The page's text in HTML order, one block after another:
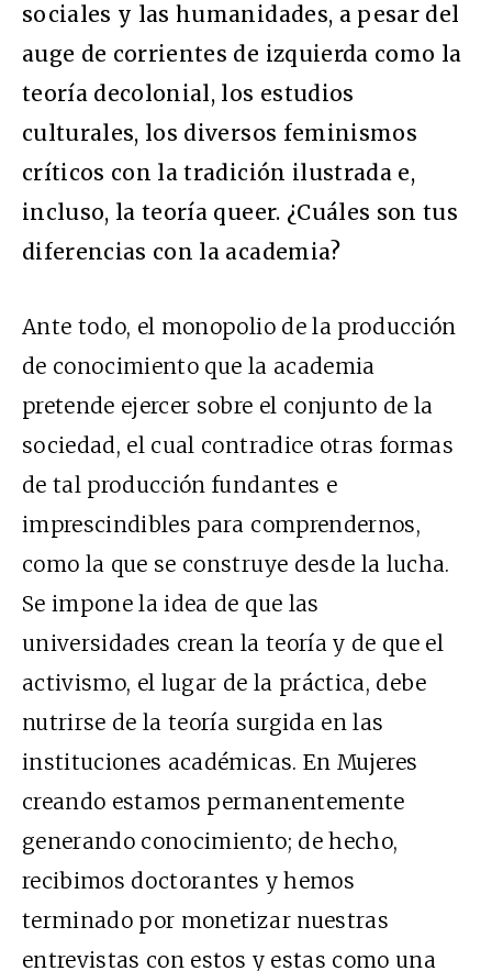
sociales y las humanidades, a pesar del
auge de corrientes de izquierda como la
teoría decolonial, los estudios
culturales, los diversos feminismos
críticos con la tradición ilustrada e,
incluso, la teoría queer. ¿Cuáles son tus
diferencias con la academia?
Ante todo, el monopolio de la producción
de conocimiento que la academia
pretende ejercer sobre el conjunto de la
sociedad, el cual contradice otras formas
de tal producción fundantes e
imprescindibles para comprendernos,
como la que se construye desde la lucha.
Se impone la idea de que las
universidades crean la teoría y de que el
activismo, el lugar de la práctica, debe
nutrirse de la teoría surgida en las
instituciones académicas. En Mujeres
creando estamos permanentemente
generando conocimiento; de hecho,
recibimos doctorantes y hemos
terminado por monetizar nuestras
entrevistas con estos y estas como una